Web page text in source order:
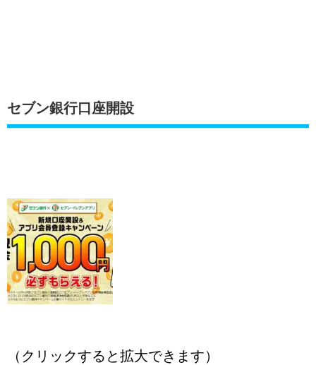
セブン銀行口座開設
（クリックすると拡大できます）